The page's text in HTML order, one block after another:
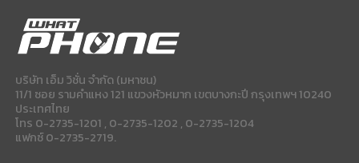
บริษัท เอ็ม วิชั่น จำกัด (มหาชน)
11/1 ซอย รามคำแหง 121 แขวงหัวหมาก เขตบางกะปี กรุงเทพฯ 10240
ประเทศไทย
โทร 0-2735-1201 , 0-2735-1202 , 0-2735-1204
แฟกซ์ 0-2735-2719.